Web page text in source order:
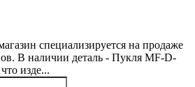
специализируется на продаже
В наличии деталь - Пукля MF-D-
изде...